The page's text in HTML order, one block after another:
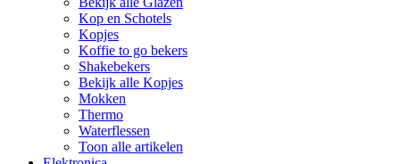
Kop en Schotels
Kopjes
Koffie to go bekers
Shakebekers
Bekijk alle Kopjes
Mokken
Thermo
Waterflessen
Toon alle artikelen